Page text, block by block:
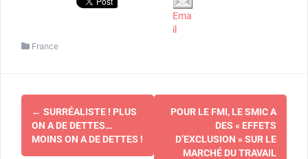
Ema
il
France
Navigation
d'article
← SURRÉALISTE ! PLUS
ON A DE DETTES…
MOINS ON A DE DETTES !
POUR LE FMI, LE SMIC A
DES « EFFETS
D’EXCLUSION » SUR LE
MARCHÉ DU TRAVAIL